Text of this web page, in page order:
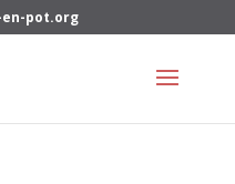
en-pot.org